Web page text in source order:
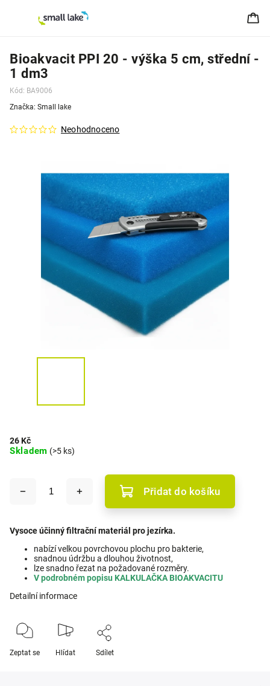
Bioakvacit PPI 20 - výška 5 cm, střední -
1 dm3
Kód: BA9006
Neohodnoceno
Značka: Small lake
26 Kč
Skladem (>5 ks)
Přidat do košíku
Vysoce účinný filtrační materiál pro jezírka.
nabízí velkou povrchovou plochu pro bakterie,
snadnou údržbu a dlouhou životnost,
lze snadno řezat na požadované rozměry.
V podrobném popisu KALKULAČKA BIOAKVACITU
Detailní informace
Zeptat se Hlídat Sdílet